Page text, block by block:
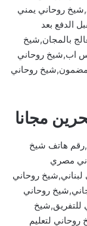
روحاني يمني
الدفع بعد
بالمجان,شيخ
اب,شيخ روحاني
روحاني
مجانا
هاتف شيخ
مصري
روحاني
روحاني
للتفريق,شيخ
لتعليم